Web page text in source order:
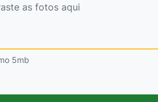
as fotos aqui
5mb